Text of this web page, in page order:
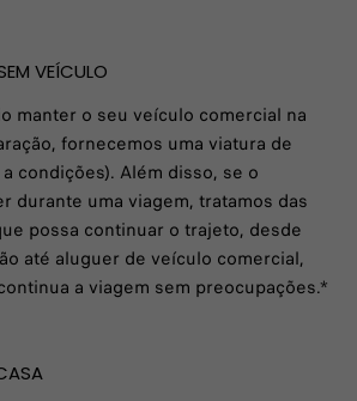
VEÍCULO
manter o seu veículo comercial na
fornecemos uma viatura de
condições). Além disso, se o
durante uma viagem, tratamos das
possa continuar o trajeto, desde
até aluguer de veículo comercial,
a viagem sem preocupações.*